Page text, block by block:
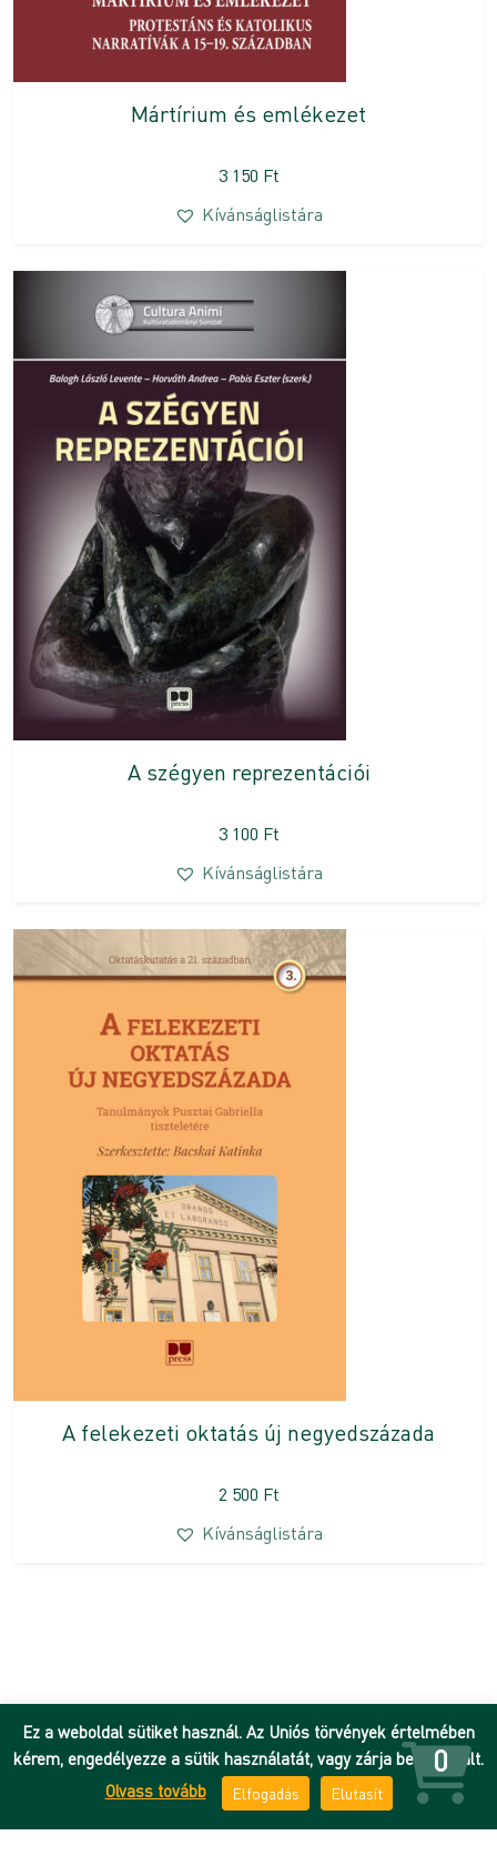
Mártírium és emlékezet
3 150 Ft
Kívánságlistára
A szégyen reprezentációi
3 100 Ft
Kívánságlistára
A felekezeti oktatás új negyedszázada
2 500 Ft
Kívánságlistára
Ez a weboldal sütiket használ. Az Uniós törvények értelmében
kérem, engedélyezze a sütik használatát, vagy zárja be az oldalt.
Olvass tovább
Elfogadás Elutasít
0